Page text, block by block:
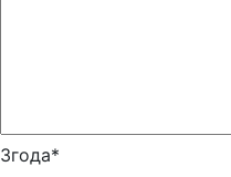
Згода*